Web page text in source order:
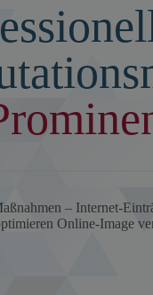
– Internet-
Online-Image